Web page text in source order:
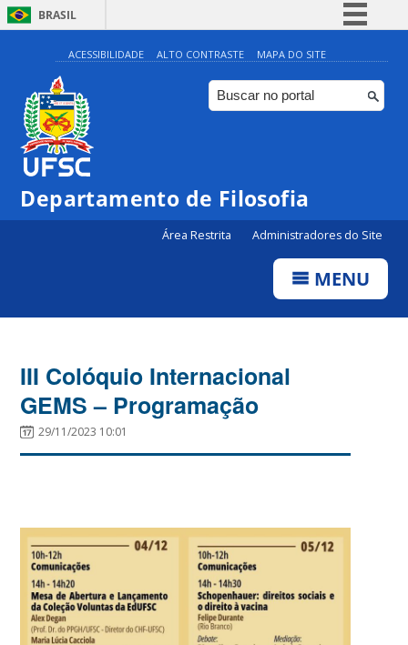
BRASIL
Simplifique!
Comunica BR
Participe
Canais
ACESSIBILIDADE ALTO CONTRASTE MAPA DO SITE
Departamento de Filosofia
Área Restrita Administradores do Site
MENU
III Colóquio Internacional
GEMS – Programação
29/11/2023 10:01